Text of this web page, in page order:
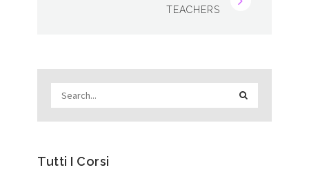
TEACHERS
Tutti I Corsi